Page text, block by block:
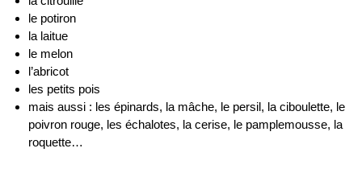
le potiron
la laitue
le melon
l’abricot
les petits pois
mais aussi : les épinards, la mâche, le persil, la ciboulette, le
poivron rouge, les échalotes, la cerise, le pamplemousse, la
roquette…